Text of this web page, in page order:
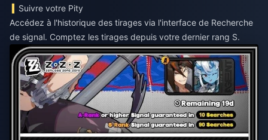
Suivre votre Pity
Accédez à l'historique des tirages via l'interface de Recherche
de signal. Comptez les tirages depuis votre dernier rang S.